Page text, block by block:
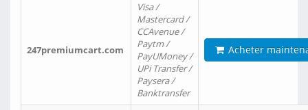
247premiumcart.com
Visa /
Mastercard /
CCAvenue /
Paytm /
PayUMoney /
UPi Transfer /
Paysera /
Banktransfer
Acheter